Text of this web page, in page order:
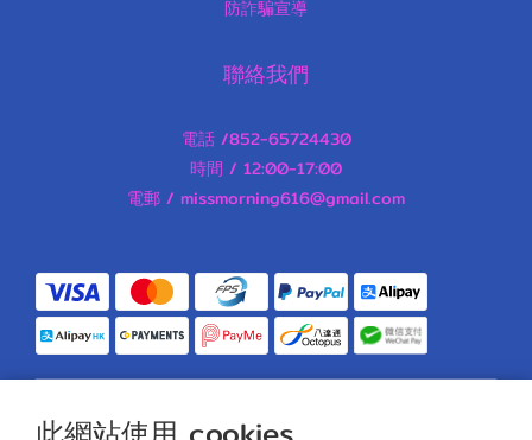
防詐騙宣導
聯絡我們
電話 /852-65724430
時間 / 12:00-17:00
電郵 / missmorning616@gmail.com
$ HKD 繁體中文